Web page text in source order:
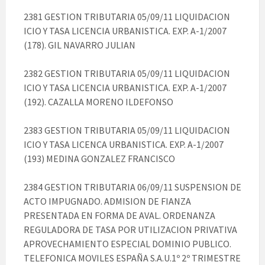
2381 GESTION TRIBUTARIA 05/09/11 LIQUIDACION
ICIO Y TASA LICENCIA URBANISTICA. EXP. A-1/2007
(178). GIL NAVARRO JULIAN
2382 GESTION TRIBUTARIA 05/09/11 LIQUIDACION
ICIO Y TASA LICENCIA URBANISTICA. EXP. A-1/2007
(192). CAZALLA MORENO ILDEFONSO
2383 GESTION TRIBUTARIA 05/09/11 LIQUIDACION
ICIO Y TASA LICENCA URBANISTICA. EXP. A-1/2007
(193) MEDINA GONZALEZ FRANCISCO
2384 GESTION TRIBUTARIA 06/09/11 SUSPENSION DE
ACTO IMPUGNADO. ADMISION DE FIANZA
PRESENTADA EN FORMA DE AVAL. ORDENANZA
REGULADORA DE TASA POR UTILIZACION PRIVATIVA
APROVECHAMIENTO ESPECIAL DOMINIO PUBLICO.
TELEFONICA MOVILES ESPAÑA S.A.U.1º 2º TRIMESTRE